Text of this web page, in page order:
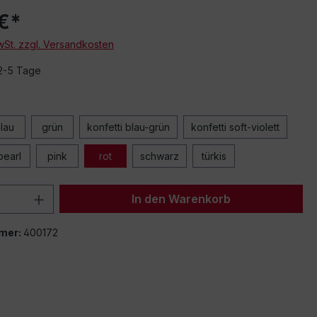
oder
werden
Sie
zzgl. Versandkosten
5 Tage
grün konfetti blau-grün konfetti soft-violett
pink rot schwarz türkis
Anzahl: Gib den gewünschten Wert
In den Warenkorb
400172